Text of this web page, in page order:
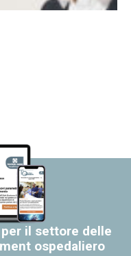
il settore delle
ospedaliero